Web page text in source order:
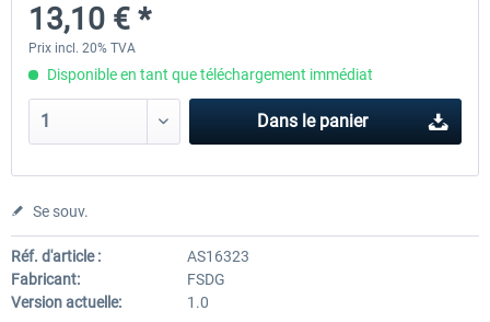
30,20 € *
13,10 € *
Prix incl. 20% TVA
Disponible en tant que téléchargement immédiat
Dans le panier
Se souv.
Réf. d'article :
AS16323
Fabricant:
FSDG
Version actuelle:
1.0